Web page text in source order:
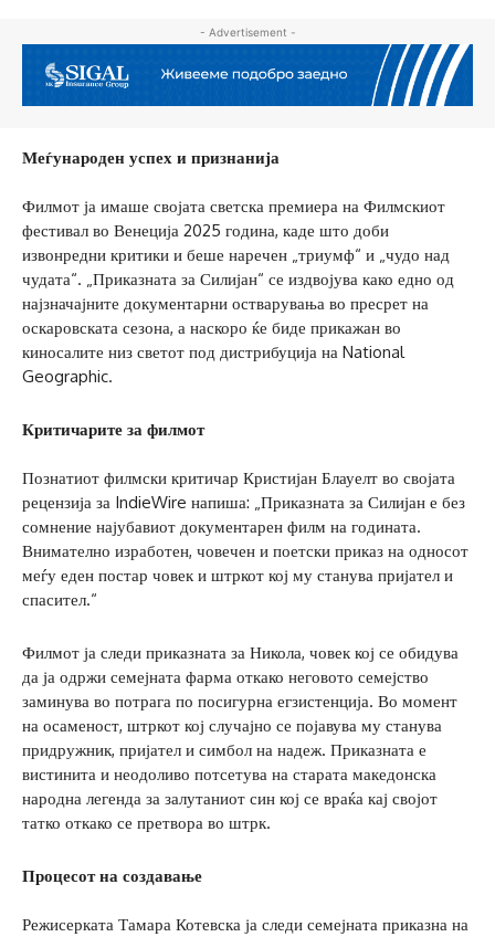
- Advertisement -
Меѓународен успех и признанија
Филмот ја имаше својата светска премиера на Филмскиот
фестивал во Венеција 2025 година, каде што доби
извонредни критики и беше наречен „триумф“ и „чудо над
чудата“. „Приказната за Силијан“ се издвојува како едно од
најзначајните документарни остварувања во пресрет на
оскаровската сезона, а наскоро ќе биде прикажан во
киносалите низ светот под дистрибуција на National
Geographic.
Критичарите за филмот
Познатиот филмски критичар Кристијан Блауелт во својата
рецензија за IndieWire напиша: „Приказната за Силијан е без
сомнение најубавиот документарен филм на годината.
Внимателно изработен, човечен и поетски приказ на односот
меѓу еден постар човек и штркот кој му станува пријател и
спасител.“
Филмот ја следи приказната за Никола, човек кој се обидува
да ја одржи семејната фарма откако неговото семејство
заминува во потрага по посигурна егзистенција. Во момент
на осаменост, штркот кој случајно се појавува му станува
придружник, пријател и симбол на надеж. Приказната е
вистинита и неодоливо потсетува на старата македонска
народна легенда за залутаниот син кој се враќа кај својот
татко откако се претвора во штрк.
Процесот на создавање
Режисерката Тамара Котевска ја следи семејната приказна на